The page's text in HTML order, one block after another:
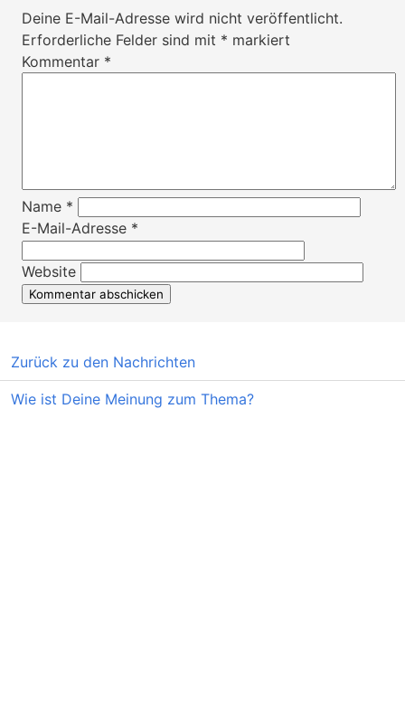
Deine E-Mail-Adresse wird nicht veröffentlicht.
Erforderliche Felder sind mit * markiert
Kommentar *
Name *
E-Mail-Adresse *
Website
Zurück zu den Nachrichten
Wie ist Deine Meinung zum Thema?